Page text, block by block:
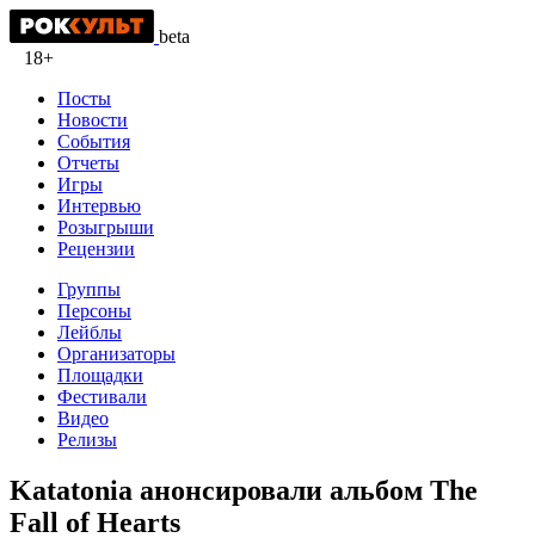
beta
18+
Посты
Новости
События
Отчеты
Игры
Интервью
Розыгрыши
Рецензии
Группы
Персоны
Лейблы
Организаторы
Площадки
Фестивали
Видео
Релизы
Katatonia анонсировали альбом The
Fall of Hearts